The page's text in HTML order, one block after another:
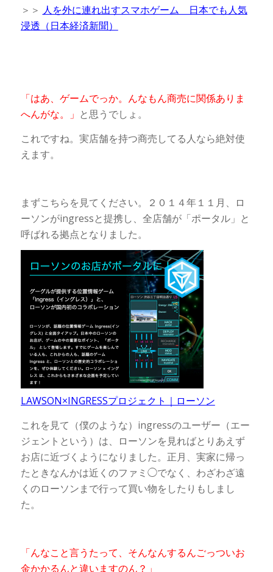
＞＞ 人を外に連れ出すスマホゲーム 日本でも人気
浸透（日本経済新聞）
「はあ、ゲームでっか。んなもん商売に関係ありま
へんがな。」 と思うでしょ。
これですね。実店舗を持つ商売してる人なら絶対使
えます。
まずこちらを見てください。２０１４年１１月、ロ
ーソンがingressと提携し、全店舗が「ポータル」と
呼ばれる拠点となりました。
LAWSON×INGRESSプロジェクト｜ローソン
これを見て（僕のような）ingressのユーザー（エー
ジェントという）は、ローソンを見ればとりあえず
お店に近づくようになりました。正月、実家に帰っ
たときなんかは近くのファミ◯でなく、わざわざ遠
くのローソンまで行って買い物をしたりもしまし
た。
「んなこと言うたって、そんなんするんごっついお
金かかるんと違いますのん？」